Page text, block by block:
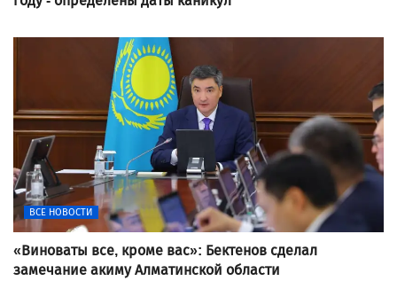
ВСЕ НОВОСТИ
«Виноваты все, кроме вас»: Бектенов сделал
замечание акиму Алматинской области